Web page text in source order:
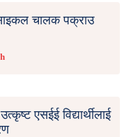
चालक पक्राउ
एसईई विद्यार्थीलाई